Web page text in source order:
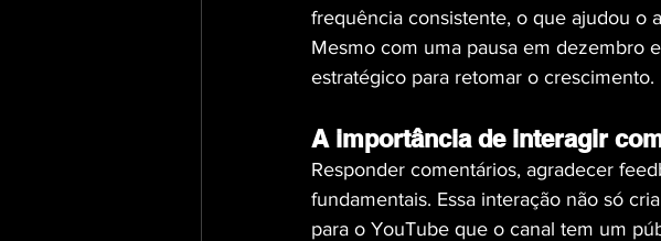
frequência consistente, o que ajudou o
Mesmo com uma pausa em dezembro
estratégico para retomar o crescimento.
A importância de interagir
Responder comentários, agradecer
fundamentais. Essa interação não só
para o YouTube que o canal tem um